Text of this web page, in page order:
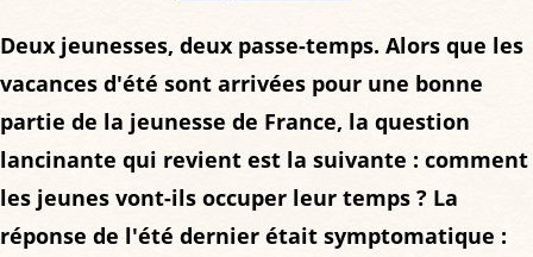
Deux jeunesses, deux passe-temps. Alors que les
vacances d'été sont arrivées pour une bonne
partie de la jeunesse de France, la question
lancinante qui revient est la suivante : comment
les jeunes vont-ils occuper leur temps ? La
réponse de l'été dernier était symptomatique :